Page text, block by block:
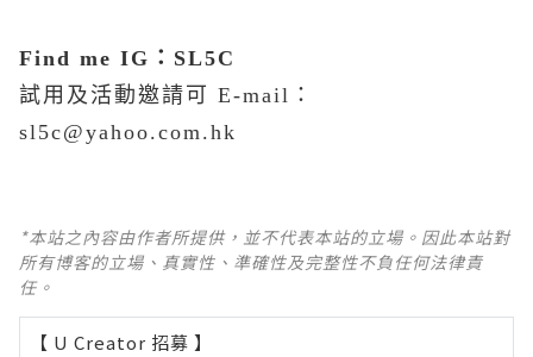
Find me IG ： SL5C
試用及活動邀請可 E-mail：
sl5c@yahoo.com.hk
*本站之內容由作者所提供，並不代表本站的立場。因此本站對
所有博客的立場、真實性、準確性及完整性不負任何法律責
任。
【 U Creator 招募 】